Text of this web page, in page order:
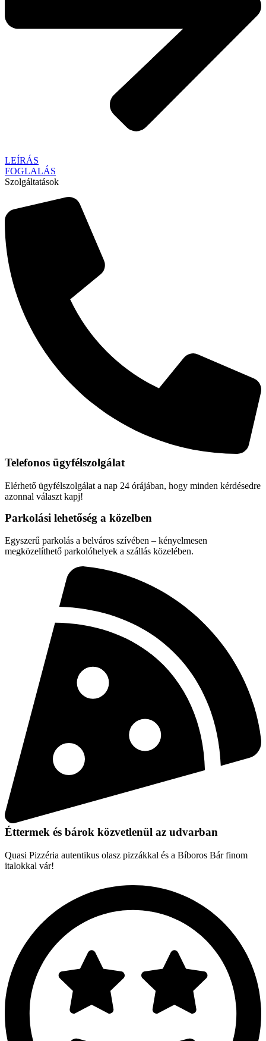
LEÍRÁS
FOGLALÁS
Szolgáltatások
Telefonos ügyfélszolgálat
Elérhető ügyfélszolgálat a nap 24 órájában, hogy minden kérdésedre
azonnal választ kapj!
Parkolási lehetőség a közelben
Egyszerű parkolás a belváros szívében – kényelmesen
megközelíthető parkolóhelyek a szállás közelében.
Éttermek és bárok közvetlenül az udvarban
Quasi Pizzéria autentikus olasz pizzákkal és a Bíboros Bár finom
italokkal vár!